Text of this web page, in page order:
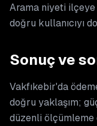
Arama niyeti
doğru kullanıcıyı
Sonuç ve
Vakfıkebir'da
doğru yaklaşım;
düzenli ölçümleme